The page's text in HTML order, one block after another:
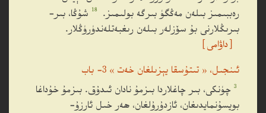
رەببىمىز بىلەن مەڭگۈ بىرگە بولىمىز.
18 شۇڭا، بىر-
بىرىڭلارنى بۇ سۆزلەر بىلەن رىغبەتلەندۈرۈڭلار.
［داۋامى］
ئىنجىل، « تىتۇسقا يېزىلغان خەت » 3- باب
3 چۈنكى، بىر چاغلاردا بىزمۇ نادان ئىدۇق. بىزمۇ خۇداغا
بويسۇنمايدىغان، ئازدۇرۇلغان، ھەر خىل ئارزۇ-